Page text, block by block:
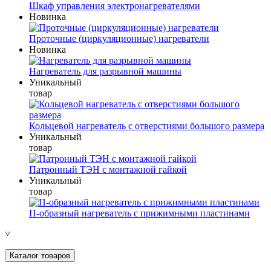
Шкаф управления электронагревателями
Новинка
Проточные (циркуляционные) нагреватели
Новинка
Нагреватель для разрывной машины
Уникальный
товар
Кольцевой нагреватель с отверстиями большого размера
Уникальный
товар
Патронный ТЭН с монтажной гайкой
Уникальный
товар
П-образный нагреватель с прижимными пластинами
˅
Каталог товаров